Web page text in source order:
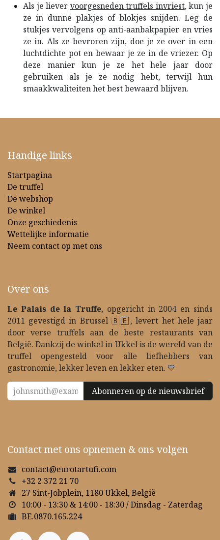
Als je liever voorgesneden truffels invriest, kun je
ze in dunne plakjes of blokjes snijden. Leg de
stukjes vervolgens op anti-aanbakpapier en vries
ze in. Als ze bevroren zijn, doe je ze over in een
luchtdichte pot en bewaar je ze in de vriezer. Op
deze manier kun je ze het hele jaar door
gebruiken als je ze nodig hebt, terwijl hun
smaakkwaliteiten het best bewaard blijven.
Handige links
Startpagina
De truffel
De webshop
De winkel
Onze geschiedenis
Wettelijke informatie
Neem contact op met ons
Over ons
Le Palais de la Truffe, opgericht in 2004 en sinds
2011 gevestigd in Brussel 🇧🇪, levert het hele jaar
door verse truffels aan de beste restaurants van
België. Dankzij de winkel in Ukkel is de wereld van de
truffel opengesteld voor alle liefhebbers van
gastronomie, lekker leven en lekker eten. 💛
Abonneren op de nieuwsbrief
Contact met ons opnemen & ons volgen
contact@eurotartufi.com
+32 2 372 21 70
27 Sint-Jobplein, 1180 Ukkel, België
10:00 - 13:30 & 14:00 - 18:30 / Dinsdag - Zaterdag
BE.0870.165.224